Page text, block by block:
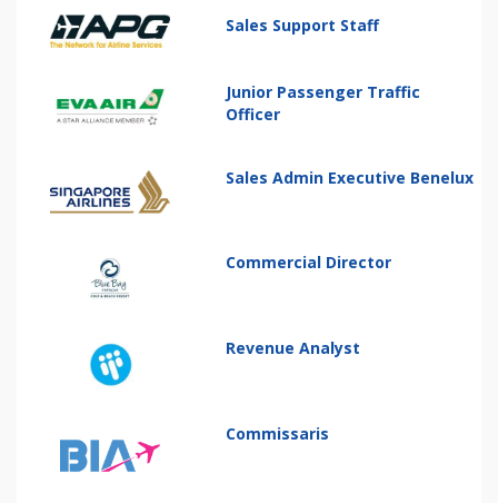
Sales Support Staff
Junior Passenger Traffic
Officer
Sales Admin Executive Benelux
Commercial Director
Revenue Analyst
Commissaris